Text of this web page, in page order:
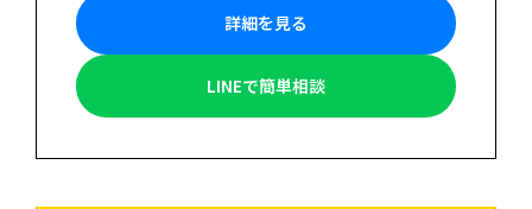
詳細を見る
LINEで簡単相談